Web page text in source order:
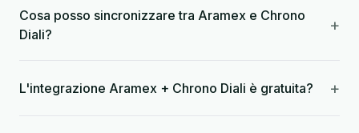
Cosa posso sincronizzare tra Aramex e Chrono
Diali?
+
L'integrazione Aramex + Chrono Diali è gratuita? +